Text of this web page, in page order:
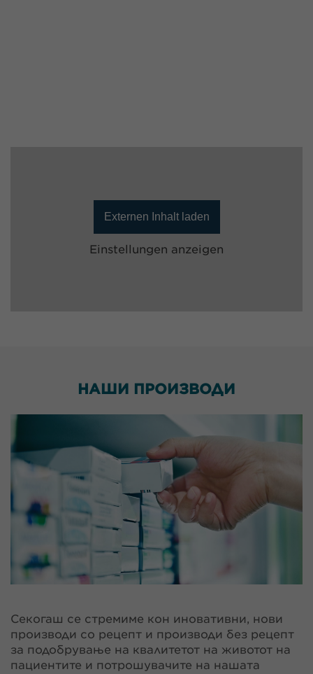
Externen Inhalt laden
Einstellungen anzeigen
НАШИ ПРОИЗВОДИ
Секогаш се стремиме кон иновативни, нови
производи со рецепт и производи без рецепт
за подобрување на квалитетот на животот на
пациентите и потрошувачите на нашата